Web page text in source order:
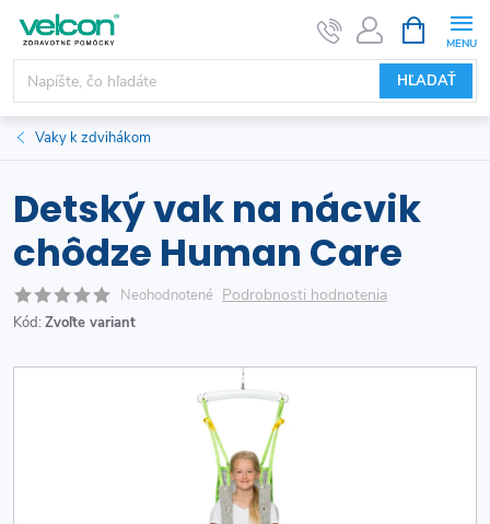
obsah
HĽADAŤ
KOŠÍK
Vaky k zdvihákom
Detský vak na nácvik
chôdze Human Care
Neohodnotené Podrobnosti hodnotenia
Kód: Zvoľte variant